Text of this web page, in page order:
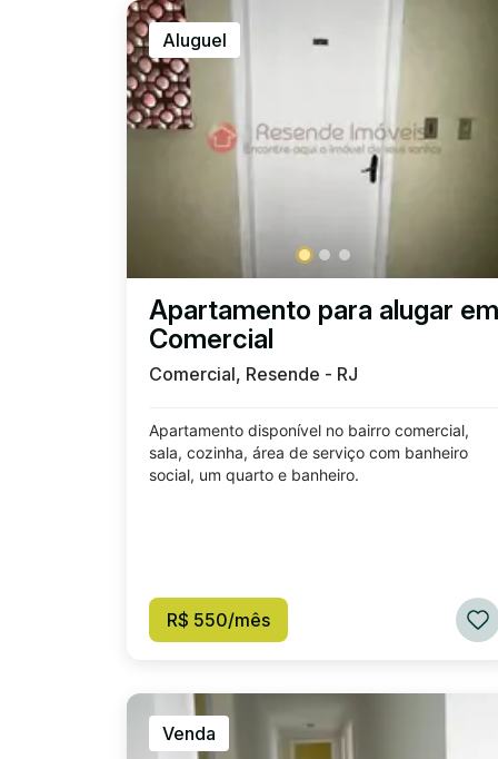
Aluguel
Apartamento para alugar em
Comercial
Comercial, Resende - RJ
Apartamento disponível no bairro comercial,
sala, cozinha, área de serviço com banheiro
social, um quarto e banheiro.
R$ 550/mês
Venda